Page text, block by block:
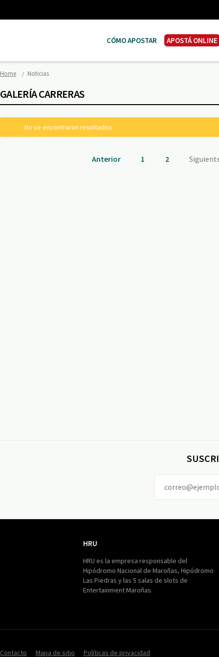
CÓMO APOSTAR APOSTÁ ONLINE
Home Noticias
GALERÍA CARRERAS
No se encontraron resultados
Anterior 1 2
HRU
HRU es la empresa responsable del
Hipódromo Nacional de Maroñas, Hipódromo
Las Piedras y las 5 salas de slots de
Entertainment Maroñas
Contacto Mapa de sitio Políticas de privacidad